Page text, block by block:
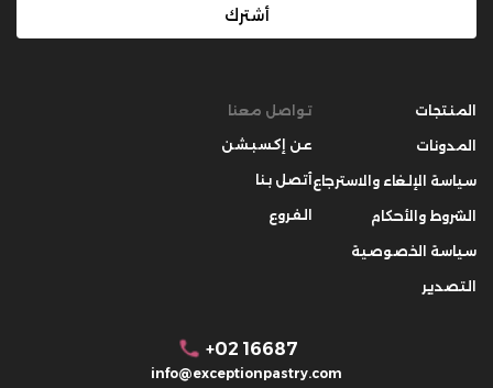
أشترك
المنتجات
المدونات
سياسة الإلغاء والاسترجاع
الشروط والأحكام
سياسة الخصوصية
التصدير
تواصل معنا
عن إكسبشن
أتصل بنا
الفروع
+02 16687
info@exceptionpastry.com